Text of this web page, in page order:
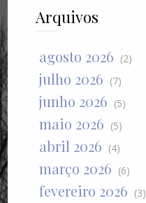
Arquivos
agosto 2026 (2)
julho 2026 (7)
junho 2026 (5)
maio 2026 (5)
abril 2026 (4)
março 2026 (6)
fevereiro 2026 (3)